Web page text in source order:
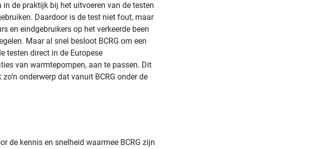
de praktijk bij het uitvoeren van de testen
Daardoor is de test niet fout, maar
en eindgebruikers op het verkeerde been
Maar al snel besloot BCRG om een
testen direct in de Europese
van warmtepompen, aan te passen. Dit
onderwerp dat vanuit BCRG onder de
de kennis en snelheid waarmee BCRG zijn